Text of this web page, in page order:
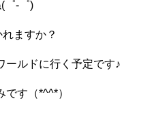
゜-゜)
ますか？
ールドに行く予定です♪
す（*^^*）